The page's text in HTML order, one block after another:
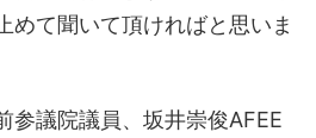
めて聞いて頂ければと思いま
参議院議員、坂井崇俊AFEE